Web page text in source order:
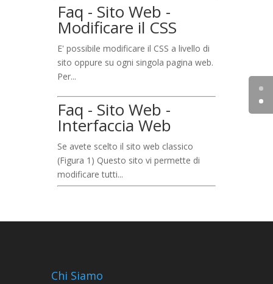
Faq - Sito Web -
Modificare il CSS
E' possibile modificare il CSS a livello di
sito oppure su ogni singola pagina web.
Per...
Faq - Sito Web -
Interfaccia Web
Se avete scelto il sito web classico
(Figura 1) Questo sito vi permette di
modificare tutti...
Chi Siamo